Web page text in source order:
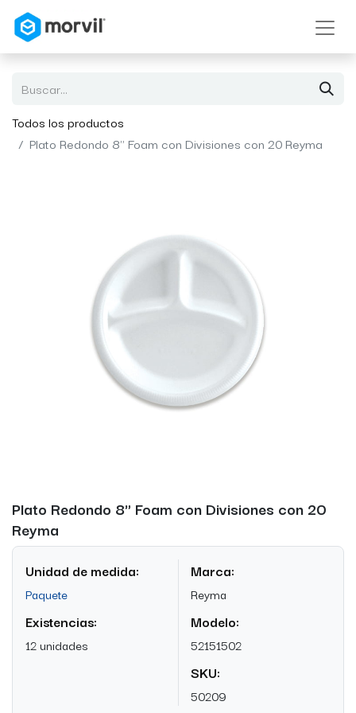
Todos los productos
Plato Redondo 8" Foam con Divisiones con 20 Reyma
Plato Redondo 8" Foam con Divisiones con 20
Reyma
Unidad de medida:
Paquete
Existencias:
12 unidades
Marca:
Reyma
Modelo:
52151502
SKU:
50209